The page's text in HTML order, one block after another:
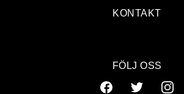
KONTAKT
FÖLJ OSS